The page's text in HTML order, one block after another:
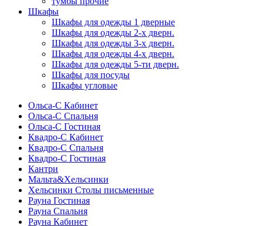
Шкафы
Шкафы для одежды 1 дверные
Шкафы для одежды 2-х дверн.
Шкафы для одежды 3-х дверн.
Шкафы для одежды 4-х дверн.
Шкафы для одежды 5-ти дверн.
Шкафы для посуды
Шкафы угловые
Ольса-С Кабинет
Ольса-С Спальня
Ольса-С Гостиная
Квадро-С Кабинет
Квадро-С Спальня
Квадро-С Гостиная
Кантри
Мальта&Хельсинки
Хельсинки Столы письменные
Рауна Гостиная
Рауна Спальня
Рауна Кабинет